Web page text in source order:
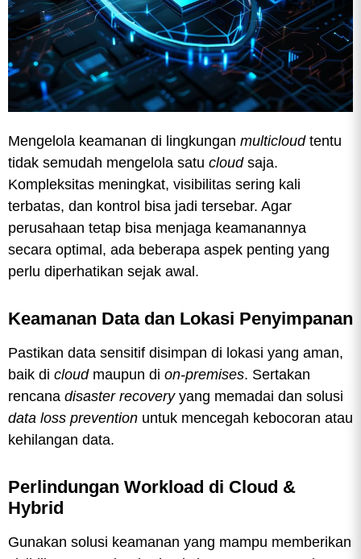
Mengelola keamanan di lingkungan multicloud tentu
tidak semudah mengelola satu cloud saja.
Kompleksitas meningkat, visibilitas sering kali
terbatas, dan kontrol bisa jadi tersebar. Agar
perusahaan tetap bisa menjaga keamanannya
secara optimal, ada beberapa aspek penting yang
perlu diperhatikan sejak awal.
Keamanan Data dan Lokasi Penyimpanan
Pastikan data sensitif disimpan di lokasi yang aman,
baik di cloud maupun di on-premises. Sertakan
rencana disaster recoveryyang memadai dan solusi
data loss prevention untuk mencegah kebocoran atau
kehilangan data.
Perlindungan Workload di Cloud &
Hybrid
Gunakan solusi keamanan yang mampu memberikan